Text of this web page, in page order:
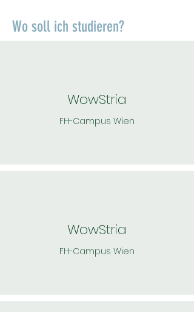
Wo soll ich studieren?
WowStria
FH-Campus Wien
WowStria
FH-Campus Wien